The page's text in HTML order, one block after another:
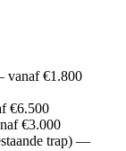
vanaf €1.800
€6.500
€3.000
trap) —